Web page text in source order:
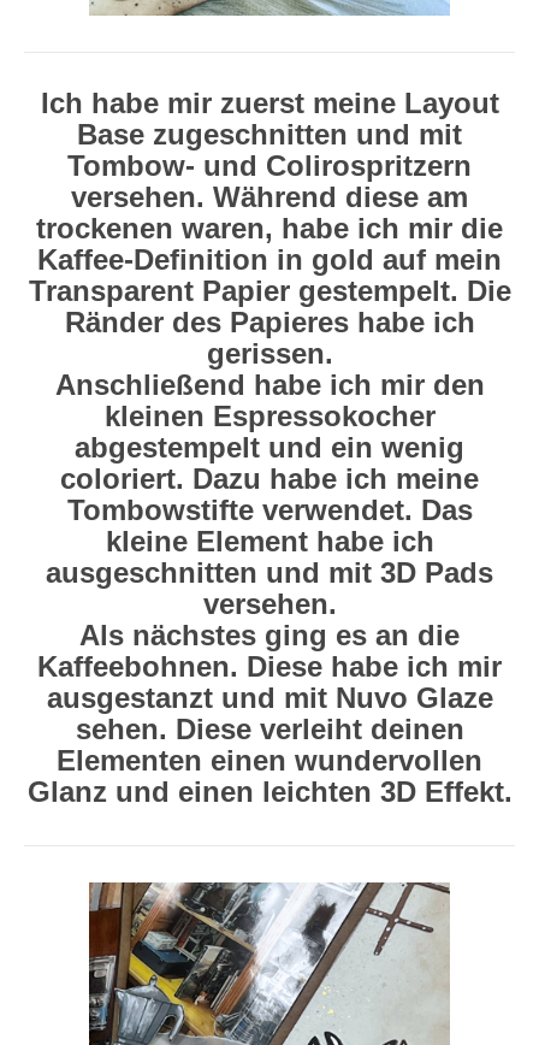
Ich habe mir zuerst meine Layout
Base zugeschnitten und mit
Tombow- und Colirospritzern
versehen. Während diese am
trockenen waren, habe ich mir die
Kaffee-Definition in gold auf mein
Transparent Papier gestempelt. Die
Ränder des Papieres habe ich
gerissen.
Anschließend habe ich mir den
kleinen Espressokocher
abgestempelt und ein wenig
coloriert. Dazu habe ich meine
Tombowstifte verwendet. Das
kleine Element habe ich
ausgeschnitten und mit 3D Pads
versehen.
Als nächstes ging es an die
Kaffeebohnen. Diese habe ich mir
ausgestanzt und mit Nuvo Glaze
sehen. Diese verleiht deinen
Elementen einen wundervollen
Glanz und einen leichten 3D Effekt.